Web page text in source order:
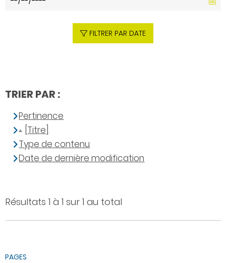
Résultats 1 à 1 sur 1 au total
PAGES
FILTRER PAR DATE
TRIER PAR :
Pertinence
[Titre]
Type de contenu
Date de dernière modification